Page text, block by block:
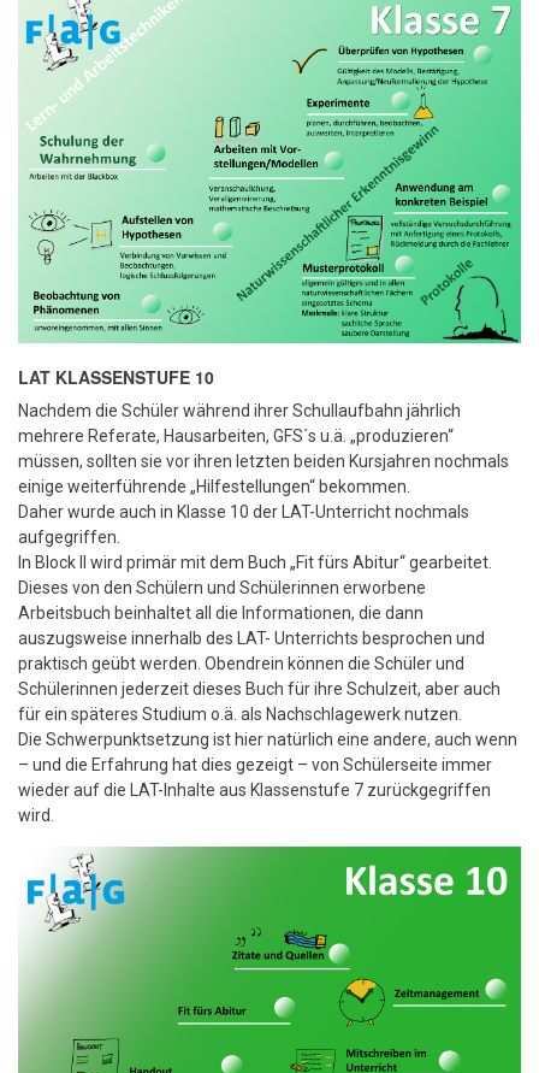
LAT KLASSENSTUFE 10
Nachdem die Schüler während ihrer Schullaufbahn jährlich
mehrere Referate, Hausarbeiten, GFS´s u.ä. „produzieren“
müssen, sollten sie vor ihren letzten beiden Kursjahren nochmals
einige weiterführende „Hilfestellungen“ bekommen.
Daher wurde auch in Klasse 10 der LAT-Unterricht nochmals
aufgegriffen.
In Block II wird primär mit dem Buch „Fit fürs Abitur“ gearbeitet.
Dieses von den Schülern und Schülerinnen erworbene
Arbeitsbuch beinhaltet all die Informationen, die dann
auszugsweise innerhalb des LAT- Unterrichts besprochen und
praktisch geübt werden. Obendrein können die Schüler und
Schülerinnen jederzeit dieses Buch für ihre Schulzeit, aber auch
für ein späteres Studium o.ä. als Nachschlagewerk nutzen.
Die Schwerpunktsetzung ist hier natürlich eine andere, auch wenn
– und die Erfahrung hat dies gezeigt – von Schülerseite immer
wieder auf die LAT-Inhalte aus Klassenstufe 7 zurückgegriffen
wird.